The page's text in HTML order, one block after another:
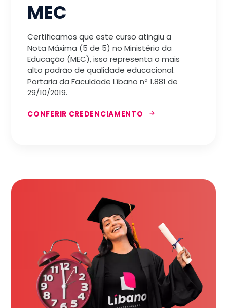
MEC
Certificamos que este curso atingiu a
Nota Máxima (5 de 5) no Ministério da
Educação (MEC), isso representa o mais
alto padrão de qualidade educacional.
Portaria da Faculdade Líbano nª 1.881 de
29/10/2019.
CONFERIR CREDENCIAMENTO